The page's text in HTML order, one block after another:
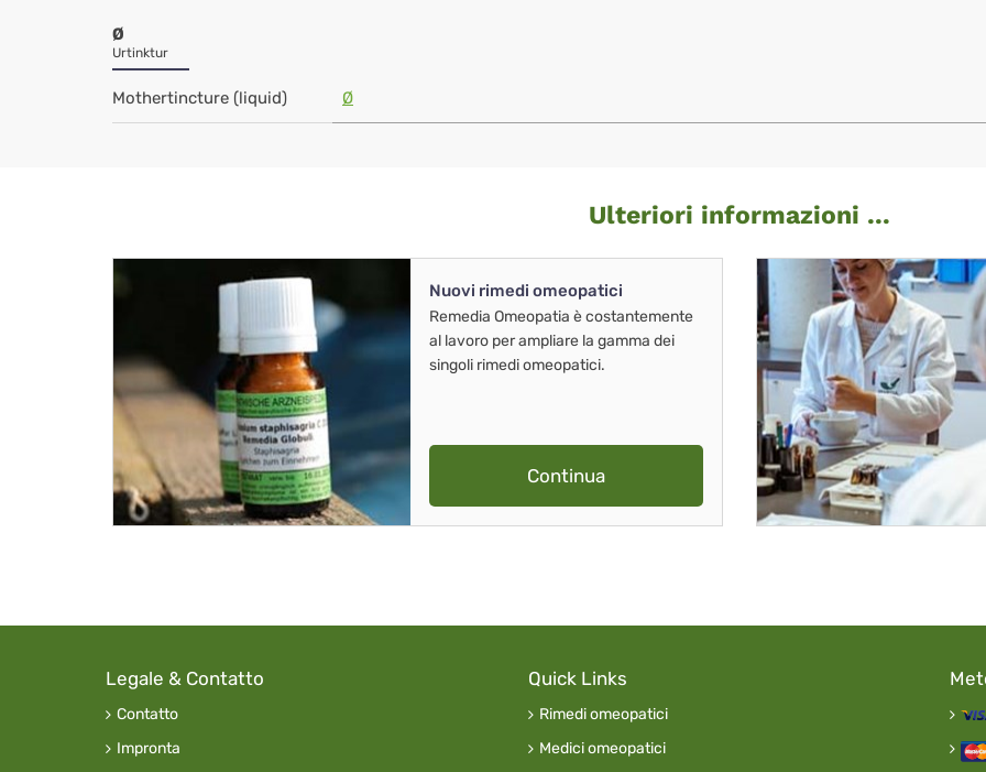
Ø
Urtinktur
Mothertincture (liquid) Ø
Ulteriori informazioni ...
Nuovi rimedi omeopatici
Remedia Omeopatia è costantemente
al lavoro per ampliare la gamma dei
singoli rimedi omeopatici.
Continua
Legale & Contatto
Contatto
Impronta
Quick Links
Rimedi omeopatici
Medici omeopatici